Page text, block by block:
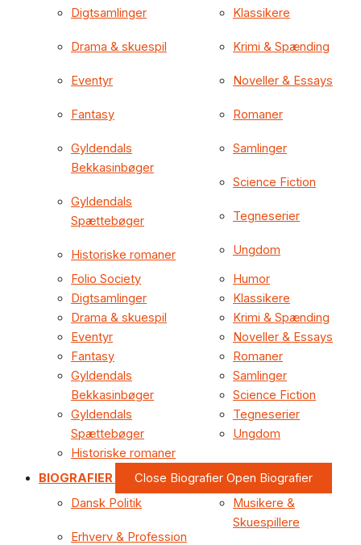
Digtsamlinger
Drama & skuespil
Eventyr
Fantasy
Gyldendals
Bekkasinbøger
Gyldendals
Spættebøger
Historiske romaner
Klassikere
Krimi & Spænding
Noveller & Essays
Romaner
Samlinger
Science Fiction
Tegneserier
Ungdom
Folio Society
Digtsamlinger
Drama & skuespil
Eventyr
Fantasy
Gyldendals
Bekkasinbøger
Gyldendals
Spættebøger
Historiske romaner
Humor
Klassikere
Krimi & Spænding
Noveller & Essays
Romaner
Samlinger
Science Fiction
Tegneserier
Ungdom
BIOGRAFIER Close Biografier Open Biografier
Dansk Politik
Erhverv & Profession
Musikere &
Skuespillere